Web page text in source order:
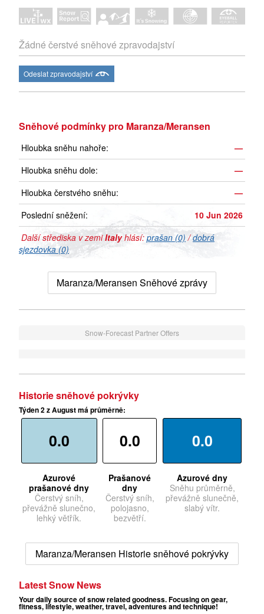
Žádné čerstvé sněhové zpravodajství
Odeslat zpravodajství
Sněhové podmínky pro Maranza/Meransen
Hloubka sněhu nahoře:
—
Hloubka sněhu dole:
—
Hloubka čerstvého sněhu:
—
Poslední sněžení:
10 Jun 2026
Další střediska v zemiItalyhlásí: prašan (0) /dobrá
sjezdovka (0)
Maranza/Meransen Sněhové zprávy
Snow-Forecast Partner Offers
Historie sněhové pokrývky
Týden 2 z August má průměrně:
0.0
Azurové
prašanové dny
Čerstvý sníh,
převážně slunečno,
lehký větřík.
0.0
Prašanové
dny
Čerstvý sníh,
polojasno,
bezvětří.
0.0
Azurové dny
Sněhu průměrně,
převážně slunečně,
slabý vítr.
Maranza/Meransen Historie sněhové pokrývky